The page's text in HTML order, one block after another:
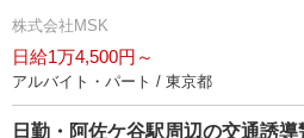
株式会社MSK
日給1万4,500円～
アルバイト・パート / 東京都
日勤・阿佐ケ谷駅周辺の交通誘